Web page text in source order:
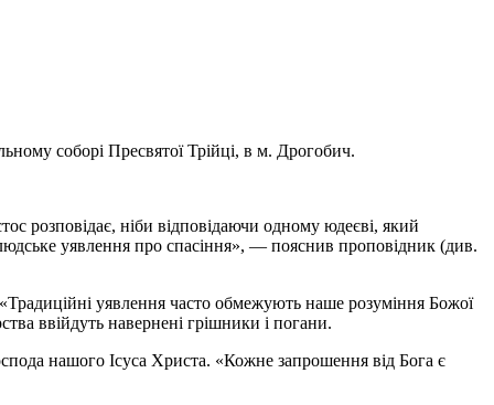
соборі Пресвятої Трійці, в м. Дрогобич.
розповідає, ніби відповідаючи одному юдеєві, який
уявлення про спасіння», — пояснив проповідник (див.
уявлення часто обмежують наше розуміння Божої
ввійдуть навернені грішники і погани.
нашого Ісуса Христа. «Кожне запрошення від Бога є